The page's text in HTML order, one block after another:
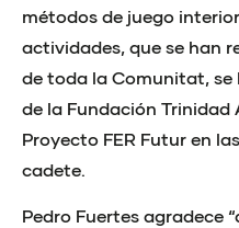
métodos de juego
actividades, que se han
de toda la Comunitat,
de la Fundación Trinidad
Proyecto FER Futur en
cadete.
Pedro Fuertes agradece